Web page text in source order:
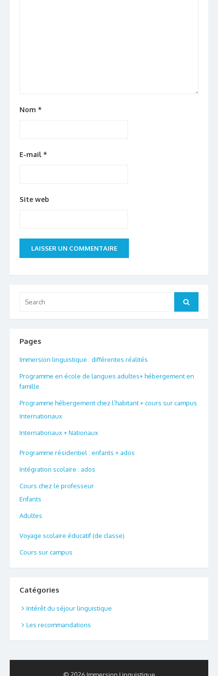
Nom *
E-mail *
Site web
for:
Search
Pages
Immersion linguistique : différentes réalités
Programme en école de langues adultes+ hébergement en
famille
Programme hébergement chez l’habitant + cours sur campus
Internationaux
Internationaux + Nationaux
Programme résidentiel : enfants + ados
Intégration scolaire : ados
Cours chez le professeur
Enfants
Adultes
Voyage scolaire éducatif (de classe)
Cours sur campus
Catégories
Intérêt du séjour linguistique
Les recommandations